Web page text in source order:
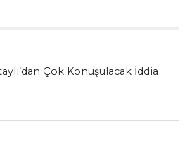
Çok Konuşulacak İddia